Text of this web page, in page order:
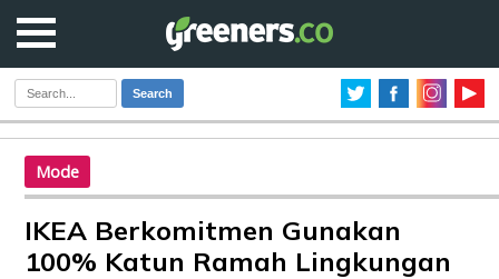
Search
Mode
IKEA Berkomitmen Gunakan
100% Katun Ramah Lingkungan